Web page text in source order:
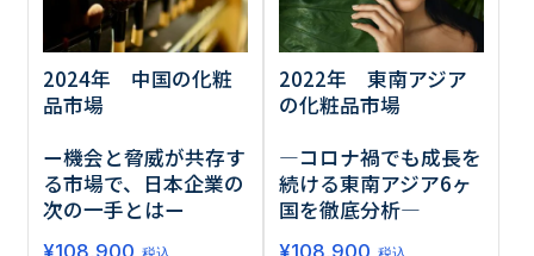
2024年 中国の化粧
品市場
ー機会と脅威が共存す
る市場で、日本企業の
次の一手とはー
2022年 東南アジア
の化粧品市場
―コロナ禍でも成長を
続ける東南アジア6ヶ
国を徹底分析―